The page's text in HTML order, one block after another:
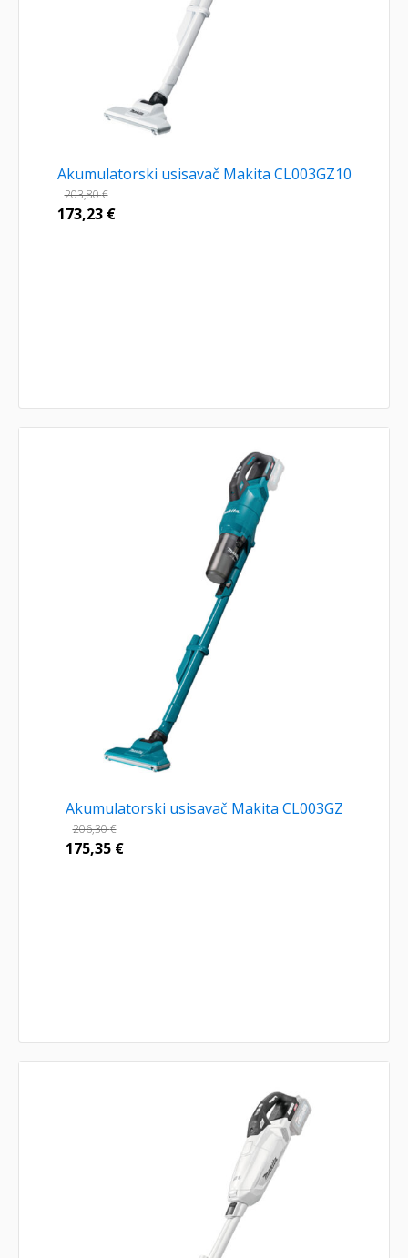
Akumulatorski usisavač Makita CL003GZ10
203,80€
173,23 €
Akumulatorski usisavač Makita CL003GZ
206,30€
175,35 €